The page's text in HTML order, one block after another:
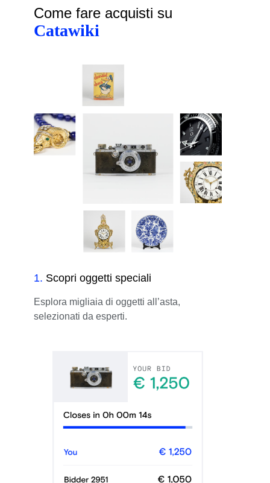
Come fare acquisti su
Catawiki
1. Scopri oggetti speciali
Esplora migliaia di oggetti all’asta,
selezionati da esperti.